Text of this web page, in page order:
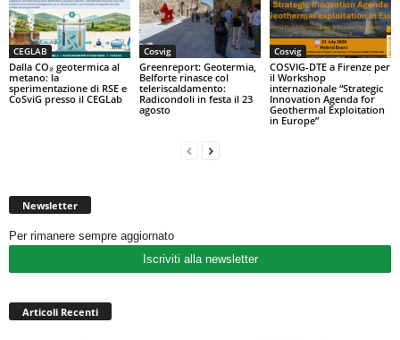
CEGLAB
Dalla CO₂ geotermica al
metano: la
sperimentazione di RSE e
CoSviG presso il CEGLab
Cosvig
Greenreport: Geotermia,
Belforte rinasce col
teleriscaldamento:
Radicondoli in festa il 23
agosto
Cosvig
COSVIG-DTE a Firenze per
il Workshop
internazionale “Strategic
Innovation Agenda for
Geothermal Exploitation
in Europe”
Newsletter
Per rimanere sempre aggiornato
Iscriviti alla newsletter
Articoli Recenti